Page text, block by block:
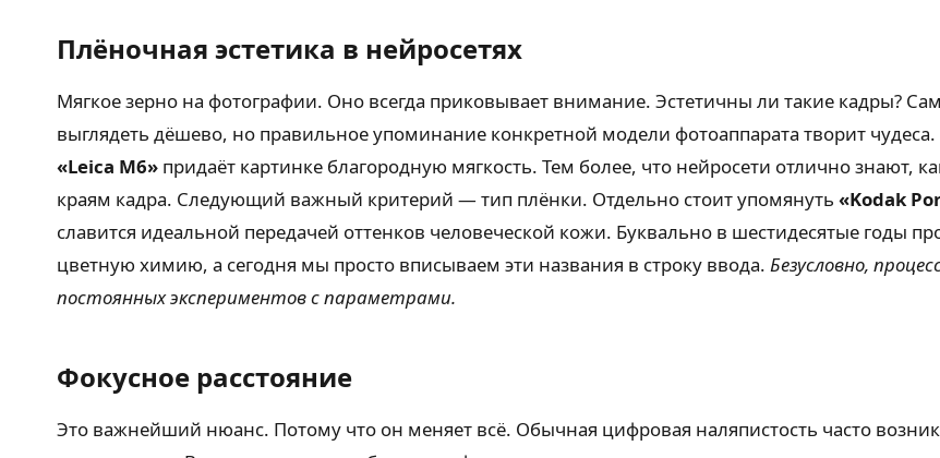
Плёночная эстетика в нейросетях
Мягкое зерно на фотографии. Оно всегда приковывает внимание. Эстетичны ли такие кадры?
выглядеть дёшево, но правильное упоминание конкретной модели фотоаппарата творит
«Leica M6» придаёт картинке благородную мягкость. Тем более, что нейросети отлично знают,
краям кадра. Следующий важный критерий — тип плёнки. Отдельно стоит упомянуть «Kodak
славится идеальной передачей оттенков человеческой кожи. Буквально в шестидесятые годы
цветную химию, а сегодня мы просто вписываем эти названия в строку ввода. Безусловно,
постоянных экспериментов с параметрами.
Фокусное расстояние
Это важнейший нюанс. Потому что он меняет всё. Обычная цифровая наляпистость часто